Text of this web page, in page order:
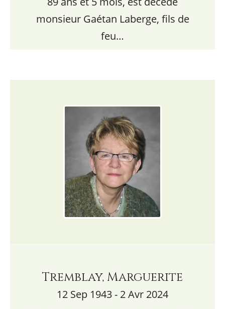
monsieur Gaétan Laberge, fils de
feu…
Tremblay, Marguerite
12 Sep 1943 - 2 Avr 2024